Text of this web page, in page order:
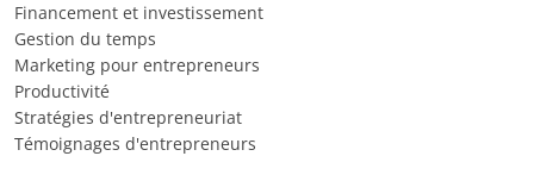
Financement et investissement
Gestion du temps
Marketing pour entrepreneurs
Productivité
Stratégies d'entrepreneuriat
Témoignages d'entrepreneurs